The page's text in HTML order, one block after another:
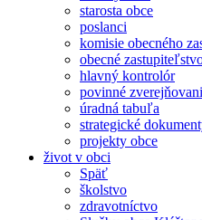
starosta obce
poslanci
komisie obecného
obecné
hlavný kontrolór
povinné
úradná tabuľa
strategické
projekty obce
život v obci
Späť
školstvo
zdravotníctvo